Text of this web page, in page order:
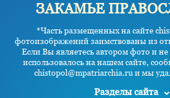
ЗАКАМЬЕ
*Часть размещенных на сайте
фотоизображений заимствованы из
Если Вы являетесь автором фото и
использовалось на нашем сайте,
chistopol@mpatriarchia.ru и мы
Разделы сайта